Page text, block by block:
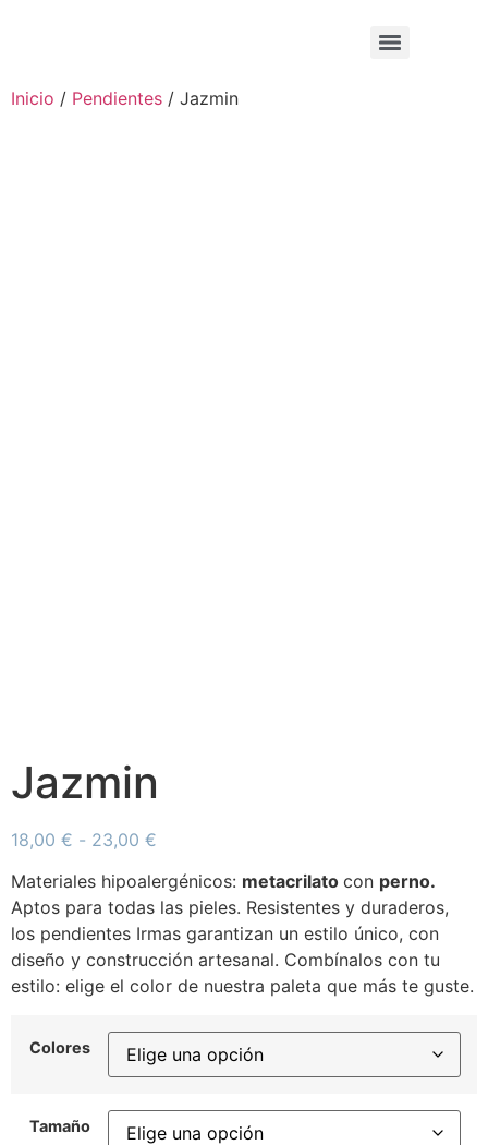
Inicio / Pendientes / Jazmin
Jazmin
18,00 € - 23,00 €
Materiales hipoalergénicos: metacrilato con perno.
Aptos para todas las pieles. Resistentes y duraderos,
los pendientes Irmas garantizan un estilo único, con
diseño y construcción artesanal. Combínalos con tu
estilo: elige el color de nuestra paleta que más te guste.
Colores
Tamaño